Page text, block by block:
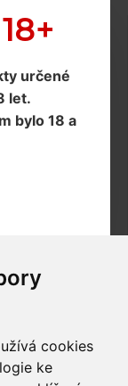
cookies
ke
určené
let.
bylo 18 a